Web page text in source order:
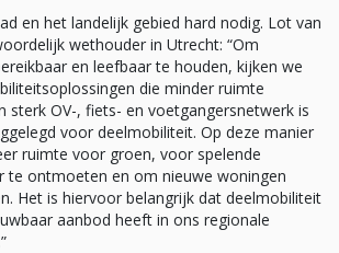
en het landelijk gebied hard nodig. Lot van
wethouder in Utrecht: “Om
en leefbaar te houden, kijken we
die minder ruimte
sterk OV-, fiets- en voetgangersnetwerk is
voor deelmobiliteit. Op deze manier
ruimte voor groen, voor spelende
te ontmoeten en om nieuwe woningen
Het is hiervoor belangrijk dat deelmobiliteit
aanbod heeft in ons regionale